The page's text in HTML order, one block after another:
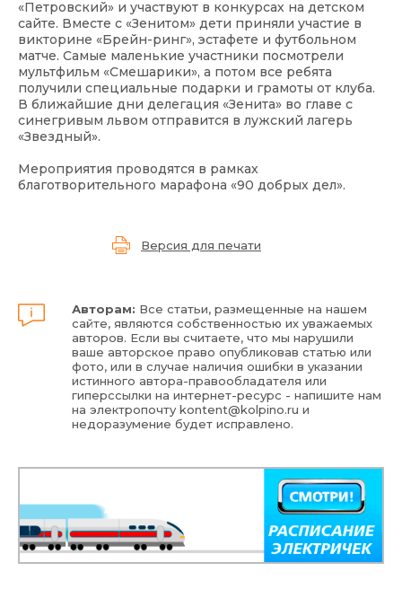
«Петровский» и участвуют в конкурсах на детском
сайте. Вместе с «Зенитом» дети приняли участие в
викторине «Брейн-ринг», эстафете и футбольном
матче. Самые маленькие участники посмотрели
мультфильм «Смешарики», а потом все ребята
получили специальные подарки и грамоты от клуба.
В ближайшие дни делегация «Зенита» во главе с
синегривым львом отправится в лужский лагерь
«Звездный».
Мероприятия проводятся в рамках
благотворительного марафона «90 добрых дел».
Версия для печати
Авторам: Все статьи, размещенные на нашем
сайте, являются собственностью их уважаемых
авторов. Если вы считаете, что мы нарушили
ваше авторское право опубликовав статью или
фото, или в случае наличия ошибки в указании
истинного автора-правообладателя или
гиперссылки на интернет-ресурс - напишите нам
на электропочтуkontent@kolpino.ru и
недоразумение будет исправлено.